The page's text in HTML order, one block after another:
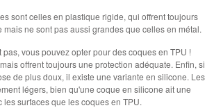
sont celles en plastique rigide, qui offrent toujours
ne sont pas aussi grandes que celles en métal.
vous pouvez opter pour des coques en TPU !
offrent toujours une protection adéquate. Enfin, si
de plus doux, il existe une variante en silicone. Les
légers, bien qu'une coque en silicone ait une
surfaces que les coques en TPU.